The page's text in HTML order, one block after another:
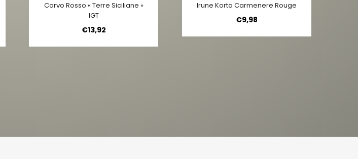
Corvo Rosso « Terre Siciliane »
IGT
€13,92
Irune Korta Carmenere Rouge
€9,98